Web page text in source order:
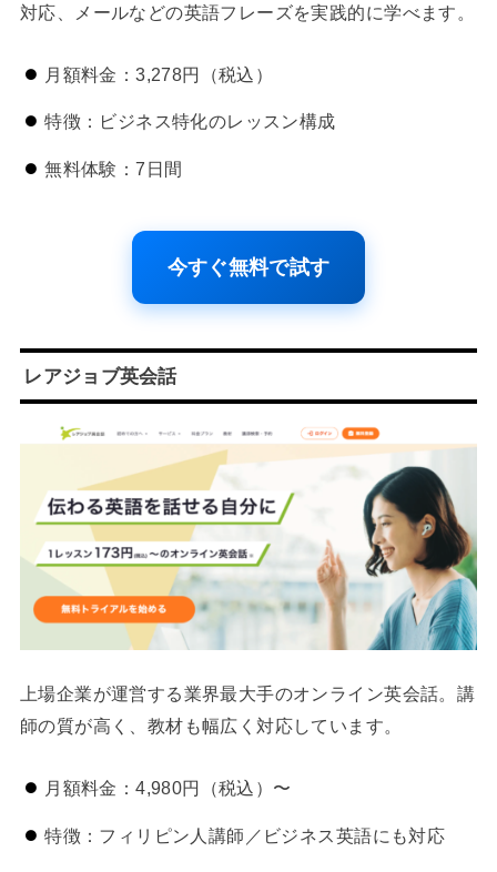
対応、メールなどの英語フレーズを実践的に学べます。
月額料金：3,278円（税込）
特徴：ビジネス特化のレッスン構成
無料体験：7日間
今すぐ無料で試す
レアジョブ英会話
上場企業が運営する業界最大手のオンライン英会話。講
師の質が高く、教材も幅広く対応しています。
月額料金：4,980円（税込）〜
特徴：フィリピン人講師／ビジネス英語にも対応